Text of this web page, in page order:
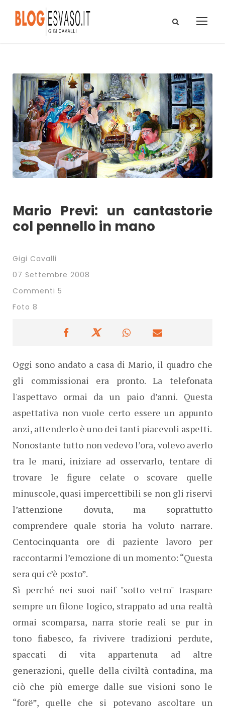
Mario Previ: un cantastorie
col pennello in mano
Gigi Cavalli
07 Settembre 2008
Commenti 5
Foto 8
Oggi sono andato a casa di Mario, il quadro che
gli commissionai era pronto. La telefonata
l'aspettavo ormai da un paio d’anni. Questa
aspettativa non vuole certo essere un appunto
anzi, attenderlo è uno dei tanti piacevoli aspetti.
Nonostante tutto non vedevo l’ora, volevo averlo
tra le mani, iniziare ad osservarlo, tentare di
trovare le figure celate o scovare quelle
minuscole, quasi impercettibili se non gli riservi
l’attenzione dovuta, ma soprattutto
comprendere quale storia ha voluto narrare.
Centocinquanta ore di paziente lavoro per
raccontarmi l’emozione di un momento: “Questa
sera qui c’è posto”.
Sì perché nei suoi naif "sotto vetro" traspare
sempre un filone logico, strappato ad una realtà
ormai scomparsa, narra storie reali se pur in
tono fiabesco, fa rivivere tradizioni perdute,
spaccati di vita appartenuta ad altre
generazioni, quelle della civiltà contadina, ma
ciò che più emerge dalle sue visioni sono le
“forë”, quelle che si potevano ascoltare un